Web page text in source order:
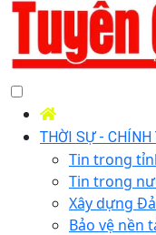
THỜI SỰ - CHÍNH
Tin trong
Tin trong
Xây dựng
Bảo vệ nền